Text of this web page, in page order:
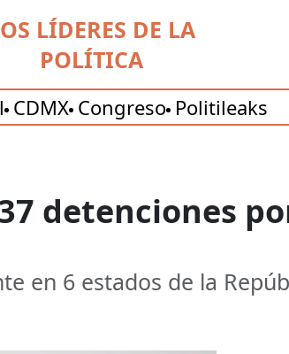
LÍDERES DE LA
POLÍTICA
CDMX Congreso Politileaks
detenciones
en 6 estados de la